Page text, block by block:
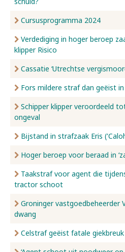
Cursusprogramma 2024
Verdediging in hoger beroep
klipper Risico
Cassatie ‘Utrechtse
Fors mildere straf dan geëist
Schipper klipper veroordeeld
ongeval
Bijstand in strafzaak Eris
Hoger beroep voor beraad in
Taakstraf voor agent die
tractor schoot
Groninger vastgoedbeheerder
dwang
Celstraf geëist fatale